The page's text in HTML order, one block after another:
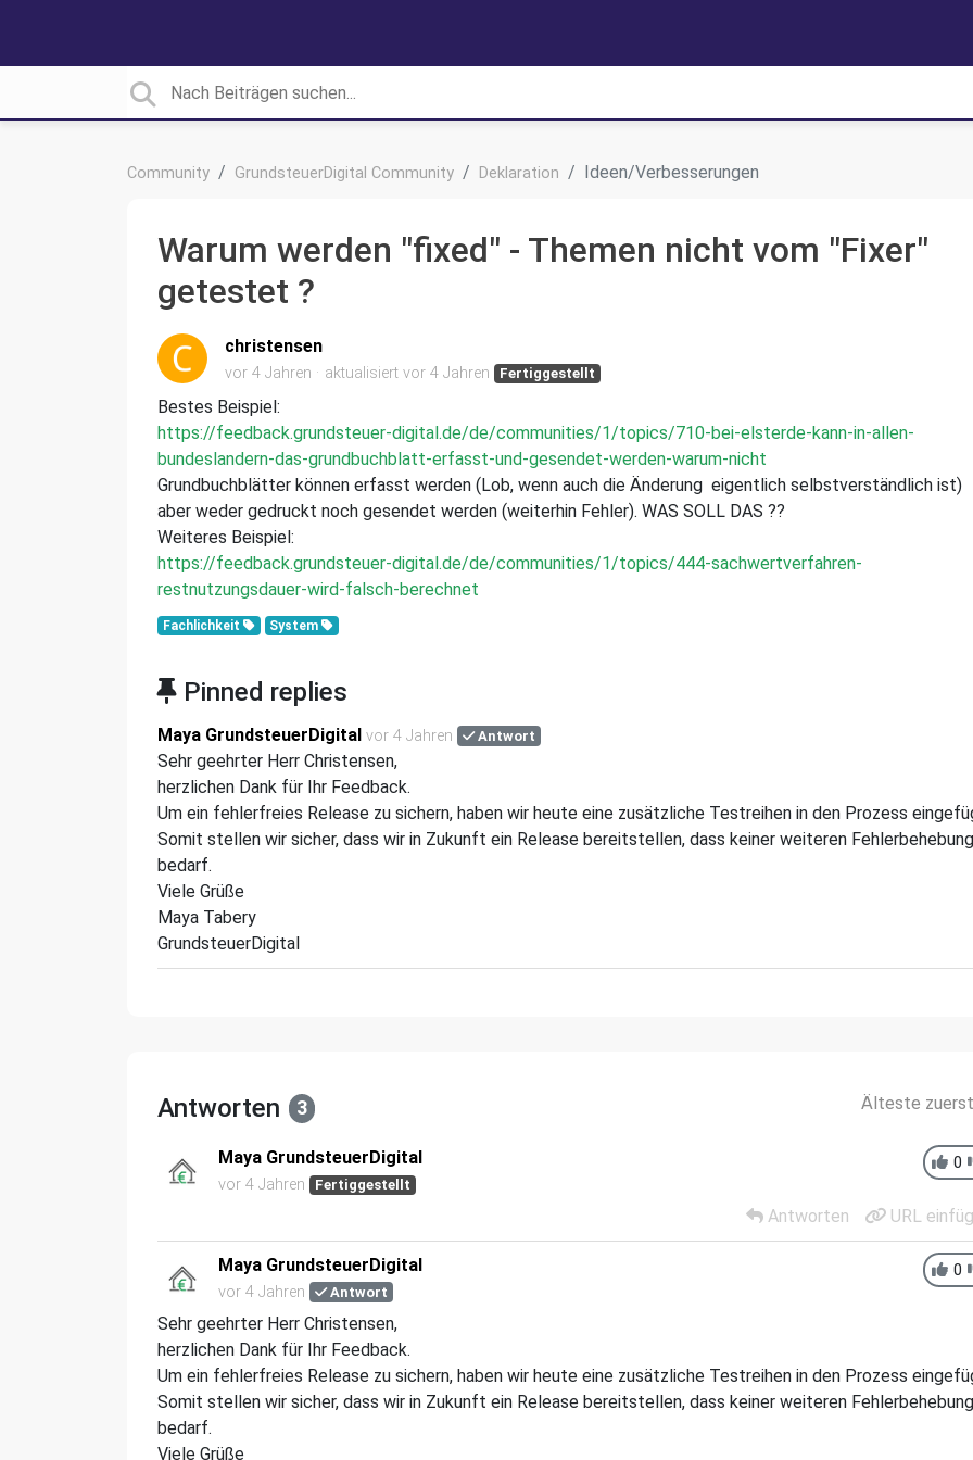
Community GrundsteuerDigital Community Deklaration Ideen/Verbesserungen
Warum werden "fixed" - Themen nicht vom "Fixer"
getestet ?
christensen
vor 4 Jahren aktualisiert vor 4 Jahren Fertiggestellt
Bestes Beispiel:
https://feedback.grundsteuer-digital.de/de/communities/1/topics/710-bei-elsterde-kann-in-allen-
bundeslandern-das-grundbuchblatt-erfasst-und-gesendet-werden-warum-nicht
Grundbuchblätter können erfasst werden (Lob, wenn auch die Änderung eigentlich selbstverständlich ist)
aber weder gedruckt noch gesendet werden (weiterhin Fehler). WAS SOLL DAS ??
Weiteres Beispiel:
https://feedback.grundsteuer-digital.de/de/communities/1/topics/444-sachwertverfahren-
restnutzungsdauer-wird-falsch-berechnet
Fachlichkeit System
Pinned replies
Maya GrundsteuerDigital vor 4 Jahren Antwort
Sehr geehrter Herr Christensen,
herzlichen Dank für Ihr Feedback.
Um ein fehlerfreies Release zu sichern, haben wir heute eine zusätzliche Testreihen in den Prozess
Somit stellen wir sicher, dass wir in Zukunft ein Release bereitstellen, dass keiner weiteren Fehlerbehebung
bedarf.
Viele Grüße
Maya Tabery
GrundsteuerDigital
Antworten 3 Älteste zuerst
0
Maya GrundsteuerDigital
vor 4 Jahren Fertiggestellt
Antworten URL
0
Maya GrundsteuerDigital
vor 4 Jahren Antwort
Sehr geehrter Herr Christensen,
herzlichen Dank für Ihr Feedback.
Um ein fehlerfreies Release zu sichern, haben wir heute eine zusätzliche Testreihen in den Prozess
Somit stellen wir sicher, dass wir in Zukunft ein Release bereitstellen, dass keiner weiteren Fehlerbehebung
bedarf.
Viele Grüße